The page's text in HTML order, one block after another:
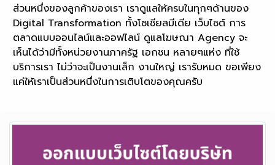
ส่วนหนึ่งของลูกค้าของเรา เราดูแลให้ครบในทุกๆด้านของ
Digital Transformation ทั้งโซเชียลมีเดีย เว็บไซต์ การ
ตลาดแบบออนไลน์และออฟไลน์ ดูแลโฆษณา Agency จะ
เห็นได้ว่ามีทั้งหน่วยงานภาครัฐ เอกชน หลายๆแห่ง ที่ใช้
บริการเรา ไม่ว่าจะเป็นงานเล็ก งานใหญ่ เรารับหมด ขอเพียง
แค่ให้เราเป็นส่วนหนึ่งในการเติบโตของคุณครับ